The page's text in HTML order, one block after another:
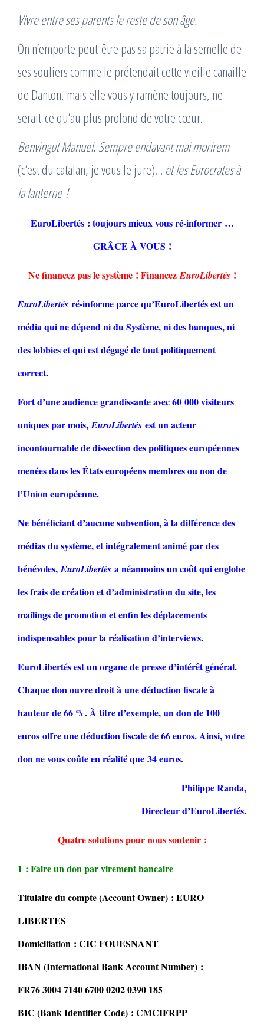
Vivre entre ses parents le reste de son âge.
On n’emporte peut-être pas sa patrie à la semelle de
ses souliers comme le prétendait cette vieille canaille
de Danton, mais elle vous y ramène toujours, ne
serait-ce qu’au plus profond de votre cœur.
Benvingut Manuel. Sempre endavant mai morirem
(c’est du catalan, je vous le jure)… et les Eurocrates à
la lanterne !
EuroLibertés : toujours mieux vous ré-informer …
GRÂCE À VOUS !
Ne financez pas le système ! Financez EuroLibertés !
EuroLibertés ré-informe parce qu’EuroLibertés est un
média qui ne dépend ni du Système, ni des banques, ni
des lobbies et qui est dégagé de tout politiquement
correct.
Fort d’une audience grandissante avec 60 000 visiteurs
uniques par mois, EuroLibertés est un acteur
incontournable de dissection des politiques européennes
menées dans les États européens membres ou non de
l’Union européenne.
Ne bénéficiant d’aucune subvention, à la différence des
médias du système, et intégralement animé par des
bénévoles, EuroLibertés a néanmoins un coût qui englobe
les frais de création et d’administration du site, les
mailings de promotion et enfin les déplacements
indispensables pour la réalisation d’interviews.
EuroLibertés est un organe de presse d’intérêt général.
Chaque don ouvre droit à une déduction fiscale à
hauteur de 66 %. À titre d’exemple, un don de 100
euros offre une déduction fiscale de 66 euros. Ainsi, votre
don ne vous coûte en réalité que 34 euros.
Philippe Randa,
Directeur d’EuroLibertés.
Quatre solutions pour nous soutenir :
1 : Faire un don par virement bancaire
Titulaire du compte (Account Owner) : EURO
LIBERTES
Domiciliation : CIC FOUESNANT
IBAN (International Bank Account Number) :
FR76 3004 7140 6700 0202 0390 185
BIC (Bank Identifier Code) : CMCIFRPP